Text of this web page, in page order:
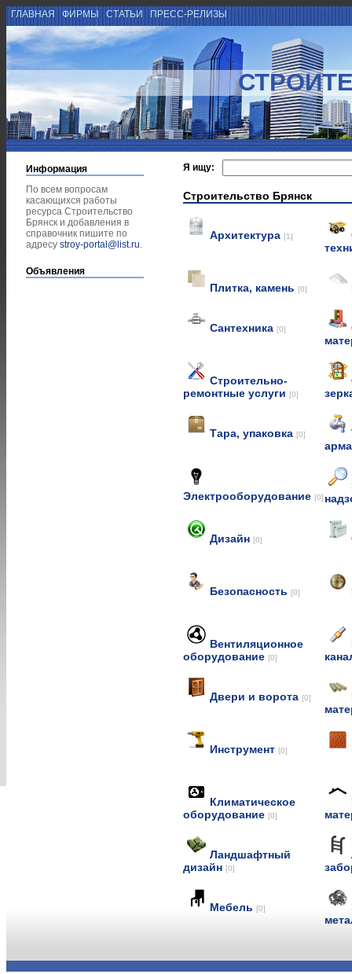
ГЛАВНАЯ ФИРМЫ СТАТЬИ ПРЕСС-РЕЛИЗЫ
Информация
По всем вопросам
касающихся работы
ресурса Строительство
Брянск и добавления в
справочник пишите по
адресу stroy-portal@list.ru.
Объявления
Я ищу:
Строительство Брянск
Архитектура [1]
Плитка, камень [0]
Сантехника [0]
Строительно-
ремонтные услуги [0]
Тара, упаковка [0]
Электрооборудование [0]
Дизайн [0]
Безопасность [0]
Вентиляционное
оборудование [0]
Двери и ворота [0]
Инструмент [0]
Климатическое
оборудование [0]
Ландшафтный
дизайн [0]
Мебель [0]